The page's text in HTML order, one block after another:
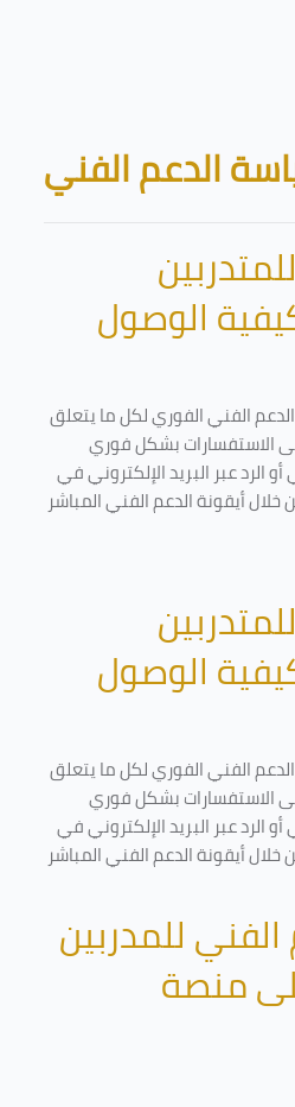
Blocks
الدعم الفني
الوصول
الفني الفوري لكل ما يتعلق
الاستفسارات بشكل فوري
الرد عبر البريد الإلكتروني في
أيقونة الدعم الفني المباشر
الوصول
الفني الفوري لكل ما يتعلق
الاستفسارات بشكل فوري
الرد عبر البريد الإلكتروني في
أيقونة الدعم الفني المباشر
للمدربين
منصة